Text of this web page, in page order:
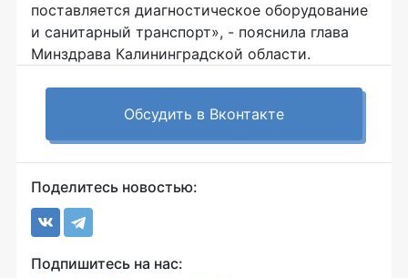
поставляется диагностическое оборудование
и санитарный транспорт», - пояснила глава
Минздрава Калининградской области.
Обсудить в Вконтакте
Поделитесь новостью:
Подпишитесь на нас: